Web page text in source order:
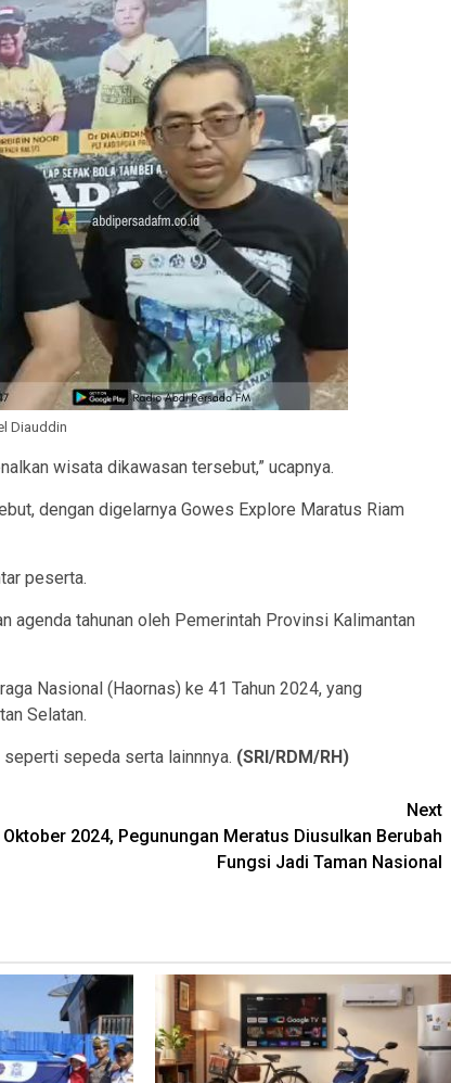
Diauddin
wisata dikawasan tersebut,” ucapnya.
dengan digelarnya Gowes Explore Maratus Riam
peserta.
agenda tahunan oleh Pemerintah Provinsi Kalimantan
Nasional (Haornas) ke 41 Tahun 2024, yang
Selatan.
sepeda serta lainnnya. (SRI/RDM/RH)
Next
Oktober 2024, Pegunungan Meratus Diusulkan Berubah
Fungsi Jadi Taman Nasional